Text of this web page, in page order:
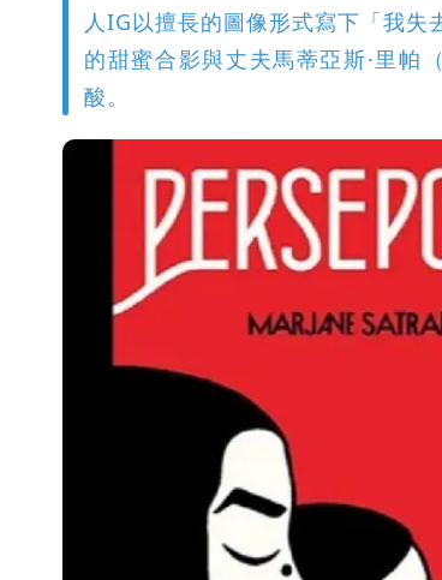
人IG以擅長的圖像形式寫下「我
的甜蜜合影與丈夫馬蒂亞斯·里
酸。